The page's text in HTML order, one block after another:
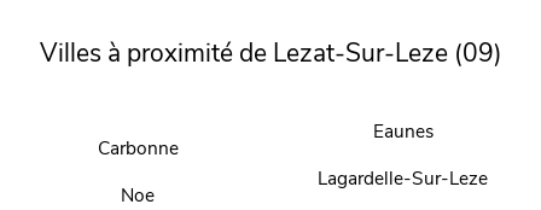
Villes à proximité de Lezat-Sur-Leze (09)
Carbonne
Noe
Eaunes
Lagardelle-Sur-Leze